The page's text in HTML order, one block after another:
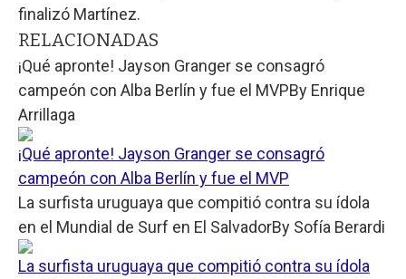
finalizó Martínez.
RELACIONADAS
¡Qué apronte! Jayson Granger se consagró
campeón con Alba Berlín y fue el MVPBy Enrique
Arrillaga
¡Qué apronte! Jayson Granger se consagró
campeón con Alba Berlín y fue el MVP
La surfista uruguaya que compitió contra su ídola
en el Mundial de Surf en El SalvadorBy Sofía Berardi
La surfista uruguaya que compitió contra su ídola